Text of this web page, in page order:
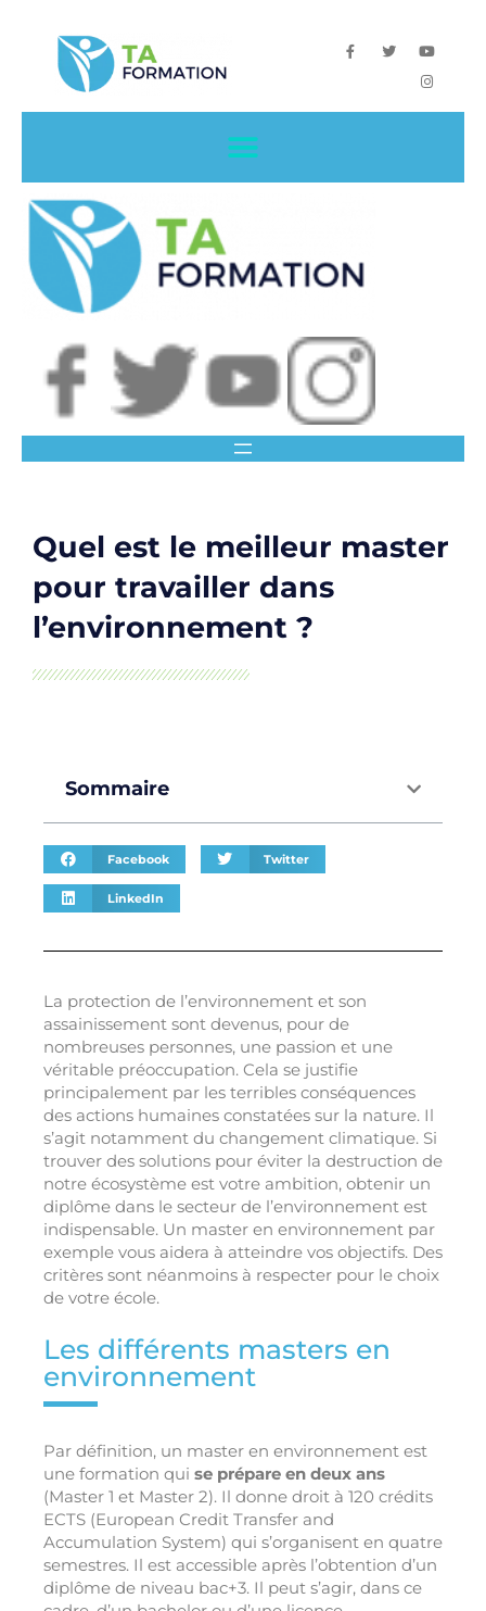
Quel est le meilleur master
pour travailler dans
l’environnement ?
Sommaire
Facebook Twitter
LinkedIn
La protection de l’environnement et son
assainissement sont devenus, pour de
nombreuses personnes, une passion et une
véritable préoccupation. Cela se justifie
principalement par les terribles conséquences
des actions humaines constatées sur la nature. Il
s’agit notamment du changement climatique. Si
trouver des solutions pour éviter la destruction de
notre écosystème est votre ambition, obtenir un
diplôme dans le secteur de l’environnement est
indispensable. Un master en environnement par
exemple vous aidera à atteindre vos objectifs. Des
critères sont néanmoins à respecter pour le choix
de votre école.
Les différents masters en
environnement
Par définition, un master en environnement est
une formation qui se prépare en deux ans
(Master 1 et Master 2). Il donne droit à 120 crédits
ECTS (European Credit Transfer and
Accumulation System) qui s’organisent en quatre
semestres. Il est accessible après l’obtention d’un
diplôme de niveau bac+3. Il peut s’agir, dans ce